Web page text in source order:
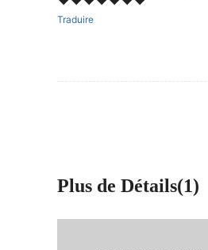
Traduire
Plus de Détails(1)